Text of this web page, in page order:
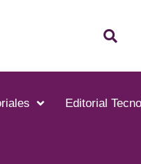
Editorial